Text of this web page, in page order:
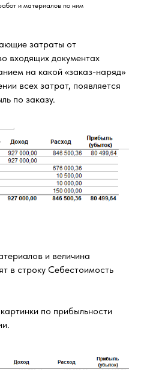
и материалов по ним
затраты от
входящих документах
на какой «заказ-наряд»
всех затрат, появляется
по заказу.
и величина
в строку Себестоимость
по прибыльности